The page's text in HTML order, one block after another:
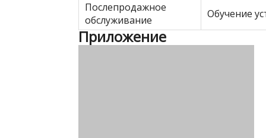
Послепродажное
обслуживание
Обучение
Приложение